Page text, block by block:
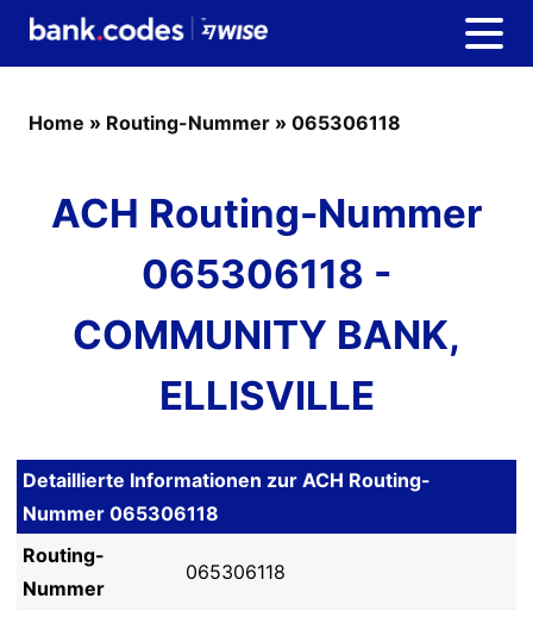
Home » Routing-Nummer » 065306118
ACH Routing-Nummer
065306118 -
COMMUNITY BANK,
ELLISVILLE
Detaillierte Informationen zur ACH Routing-
Nummer 065306118
Routing-
Nummer
065306118